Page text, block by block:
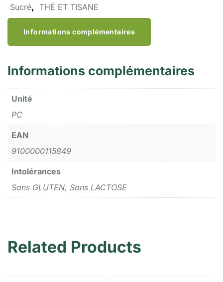
Sucré, THÉ ET TISANE
Informations complémentaires
Informations complémentaires
Unité
PC
EAN
9100000115849
Intolérances
Sans GLUTEN, Sans LACTOSE
Related Products